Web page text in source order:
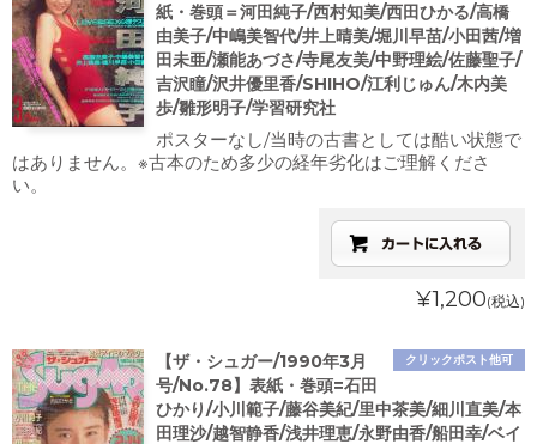
紙・巻頭＝河田純子/西村知美/西田ひかる/高橋
由美子/中嶋美智代/井上晴美/堀川早苗/小田茜/増
田未亜/瀬能あづさ/寺尾友美/中野理絵/佐藤聖子/
吉沢瞳/沢井優里香/SHIHO/江利じゅん/木内美
歩/雛形明子/学習研究社
ポスターなし/当時の古書としては酷い状態で
はありません。※古本のため多少の経年劣化はご理解くださ
い。
¥1,200(税込)
クリックポスト他可
【ザ・シュガー/1990年3月
号/No.78】表紙・巻頭=石田
ひかり/小川範子/藤谷美紀/里中茶美/細川直美/本
田理沙/越智静香/浅井理恵/永野由香/船田幸/ベイ